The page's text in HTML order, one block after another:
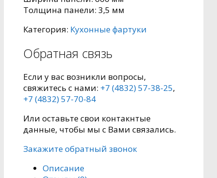
Толщина панели: 3,5 мм
Категория: Кухонные фартуки
Обратная связь
Если у вас возникли вопросы,
свяжитесь с нами: +7 (4832) 57-38-25,
+7 (4832) 57-70-84
Или оставьте свои контакнтые
данные, чтобы мы с Вами связались.
Закажите обратный звонок
Описание